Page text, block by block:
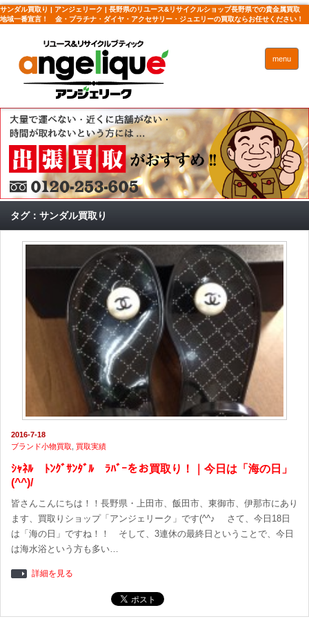
サンダル買取り | アンジェリーク | 長野県のリユース&リサイクルショップ長野県での貴金属買取
地域一番宣言！ 金・プラチナ・ダイヤ・アクセサリー・ジュエリーの買取ならお任せください！
menu
タグ：サンダル買取り
2016-7-18
ブランド小物買取
買取実績
ｼｬﾈﾙ ﾄﾝｸﾞｻﾝﾀﾞﾙ ﾗﾊﾞｰをお買取り！｜今日は「海の日」
(^^)/
皆さんこんにちは！！長野県・上田市、飯田市、東御市、伊那市にあり
ます、買取りショップ「アンジェリーク」です(^^♪ さて、今日18日
は「海の日」ですね！！ そして、3連休の最終日ということで、今日
は海水浴という方も多い…
詳細を見る